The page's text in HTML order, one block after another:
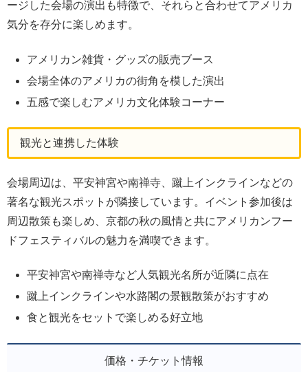
ージした会場の演出も特徴で、それらと合わせてアメリカ
気分を存分に楽しめます。
アメリカン雑貨・グッズの販売ブース
会場全体のアメリカの街角を模した演出
五感で楽しむアメリカ文化体験コーナー
観光と連携した体験
会場周辺は、平安神宮や南禅寺、蹴上インクラインなどの
著名な観光スポットが隣接しています。イベント参加後は
周辺散策も楽しめ、京都の秋の風情と共にアメリカンフー
ドフェスティバルの魅力を満喫できます。
平安神宮や南禅寺など人気観光名所が近隣に点在
蹴上インクラインや水路閣の景観散策がおすすめ
食と観光をセットで楽しめる好立地
価格・チケット情報